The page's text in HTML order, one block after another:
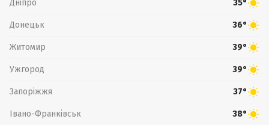
Дніпро 35°
Донецьк 36°
Житомир 39°
Ужгород 39°
Запоріжжя 37°
Івано-Франківськ 38°